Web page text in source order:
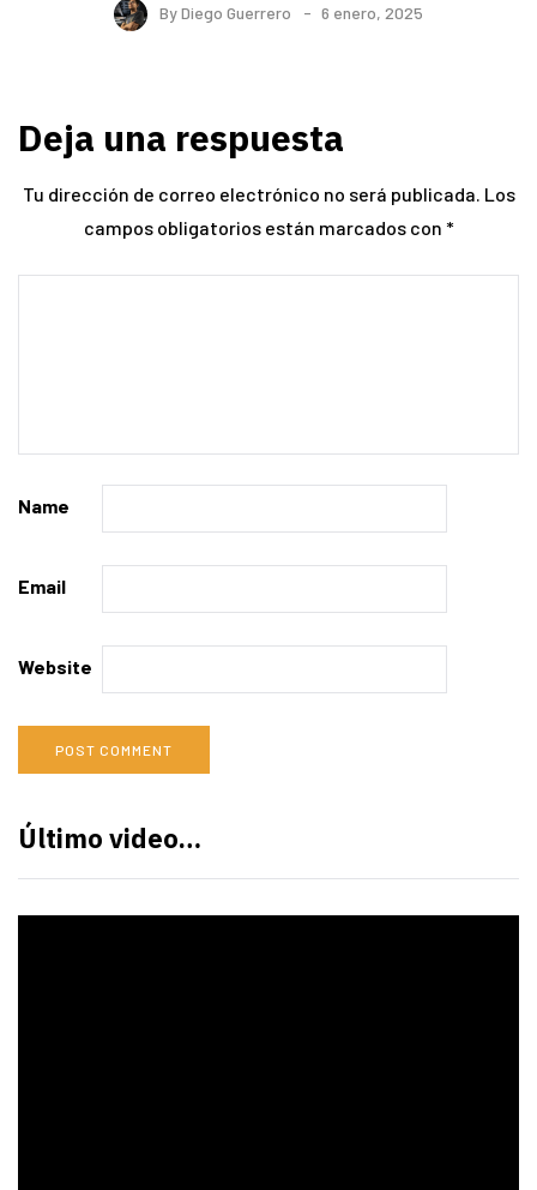
ByDiego Guerrero 6 enero, 2025
Deja una respuesta
Tu dirección de correo electrónico no será publicada. Los
campos obligatorios están marcados con *
Name
Email
Website
Último video…